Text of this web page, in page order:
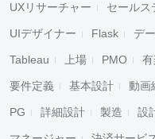
UXリサーチャー セールス
UIデザイナー Flask デ
Tableau 上場 PMO
要件定義 基本設計 動画
PG 詳細設計 製造 設